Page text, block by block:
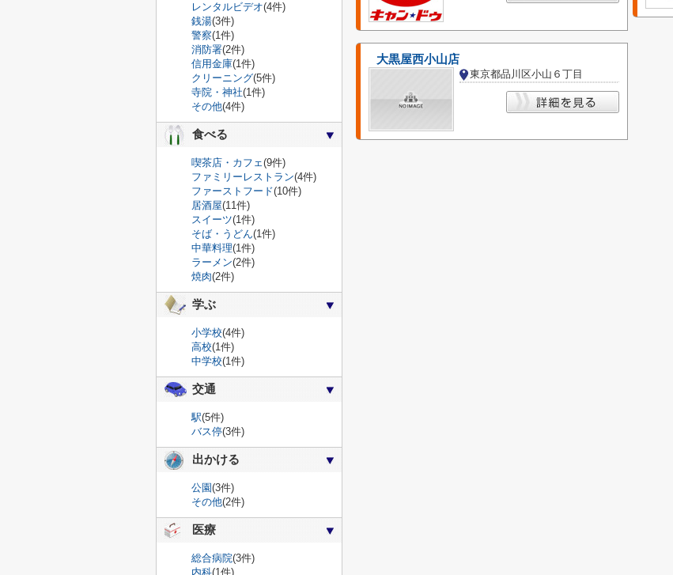
大黒屋西小山店
東京都品川区小山６丁目
レンタルビデオ(4件)
銭湯(3件)
警察(1件)
消防署(2件)
信用金庫(1件)
クリーニング(5件)
寺院・神社(1件)
その他(4件)
食べる
喫茶店・カフェ(9件)
ファミリーレストラン(4件)
ファーストフード(10件)
居酒屋(11件)
スイーツ(1件)
そば・うどん(1件)
中華料理(1件)
ラーメン(2件)
焼肉(2件)
学ぶ
小学校(4件)
高校(1件)
中学校(1件)
交通
駅(5件)
バス停(3件)
出かける
公園(3件)
その他(2件)
医療
総合病院(3件)
内科(1件)